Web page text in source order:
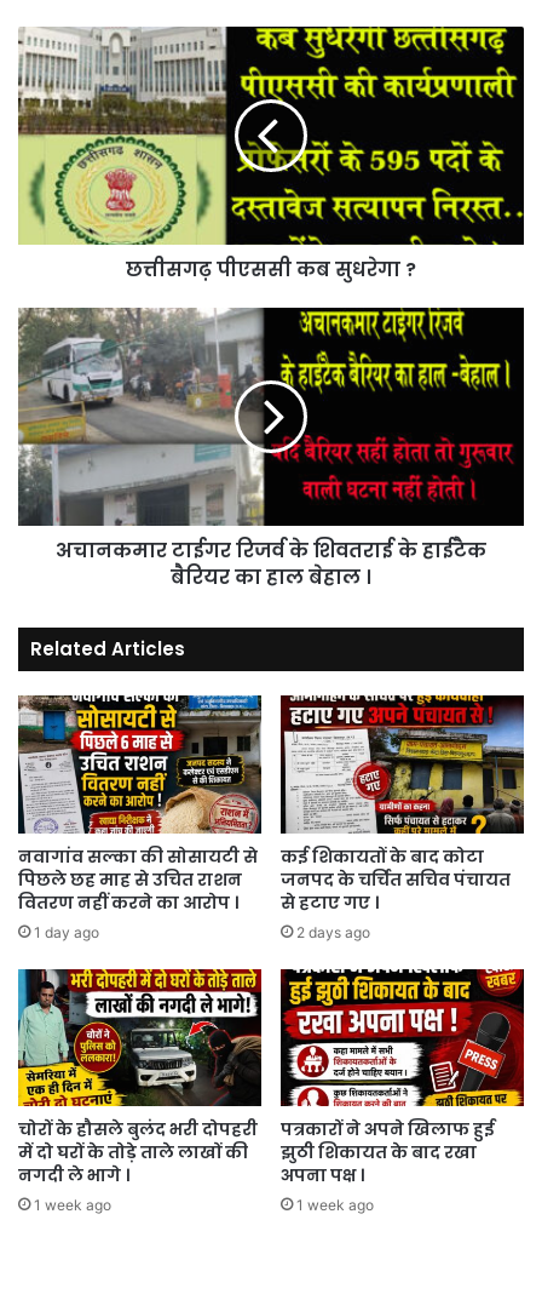
छत्तीसगढ़
पीएससी
कब
सुधरेगा
?
छत्तीसगढ़ पीएससी कब सुधरेगा ?
अचानकमार
टाईगर
रिजर्व
के
शिवतराई
के
हाईटैक
बैरियर
का
अचानकमार टाईगर रिजर्व के शिवतराई के हाईटैक
बैरियर का हाल बेहाल ।
Related Articles
नवागांव सल्का की सोसायटी से
पिछले छह माह से उचित राशन
वितरण नहीं करने का आरोप ।
1 day ago
कई शिकायतों के बाद कोटा
जनपद के चर्चित सचिव पंचायत
से हटाए गए ।
2 days ago
चोरों के हौसले बुलंद भरी दोपहरी
में दो घरों के तोड़े ताले लाखों की
नगदी ले भागे ।
1 week ago
पत्रकारों ने अपने खिलाफ हुई
झुठी शिकायत के बाद रखा
अपना पक्ष ।
1 week ago